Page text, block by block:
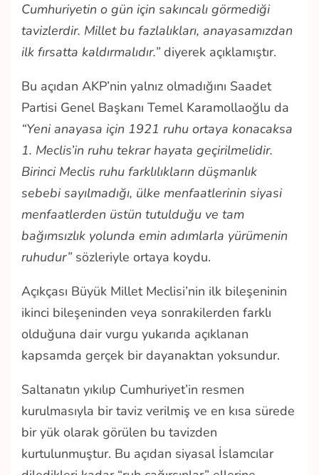
Cumhuriyetin o gün için sakıncalı görmediği
tavizlerdir. Millet bu fazlalıkları, anayasamızdan
ilk fırsatta kaldırmalıdır.” diyerek açıklamıştır.
Bu açıdan AKP’nin yalnız olmadığını Saadet
Partisi Genel Başkanı Temel Karamollaoğlu da
“Yeni anayasa için 1921 ruhu ortaya konacaksa
1. Meclis’in ruhu tekrar hayata geçirilmelidir.
Birinci Meclis ruhu farklılıkların düşmanlık
sebebi sayılmadığı, ülke menfaatlerinin siyasi
menfaatlerden üstün tutulduğu ve tam
bağımsızlık yolunda emin adımlarla yürümenin
ruhudur” sözleriyle ortaya koydu.
Açıkçası Büyük Millet Meclisi’nin ilk bileşeninin
ikinci bileşeninden veya sonrakilerden farklı
olduğuna dair vurgu yukarıda açıklanan
kapsamda gerçek bir dayanaktan yoksundur.
Saltanatın yıkılıp Cumhuriyet’in resmen
kurulmasıyla bir taviz verilmiş ve en kısa sürede
bir yük olarak görülen bu tavizden
kurtulunmuştur. Bu açıdan siyasal İslamcılar